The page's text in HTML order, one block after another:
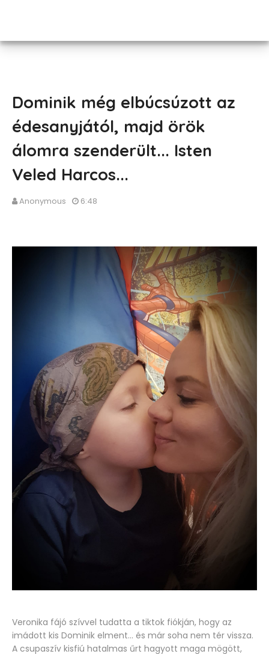
Dominik még elbúcsúzott az
édesanyjától, majd örök
álomra szenderült... Isten
Veled Harcos...
Anonymous 6:48
Veronika fájó szívvel tudatta a tiktok fiókján, hogy az
imádott kis Dominik elment... és már soha nem tér vissza.
A csupaszív kisfiú hatalmas űrt hagyott maga mögött,